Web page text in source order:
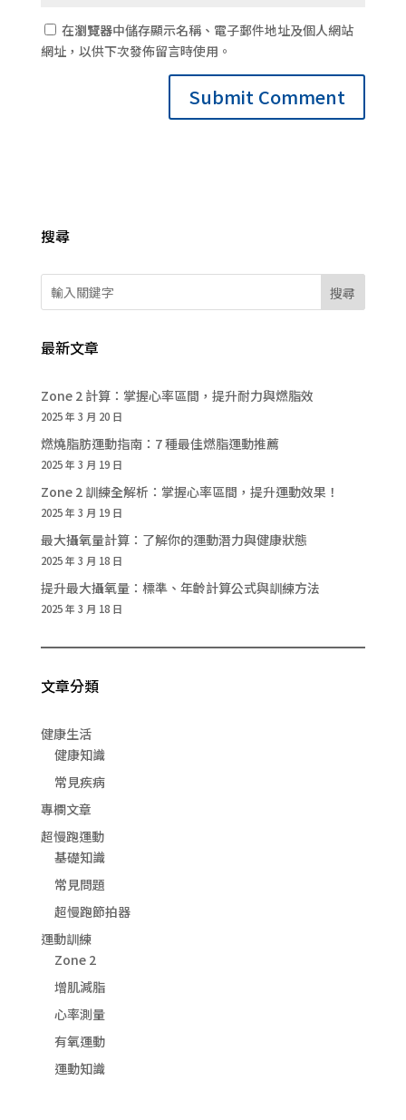
在瀏覽器中儲存顯示名稱、電子郵件地址及個人網站
網址，以供下次發佈留言時使用。
搜尋
搜尋
最新文章
Zone 2 計算：掌握心率區間，提升耐力與燃脂效
2025 年 3 月 20 日
燃燒脂肪運動指南：7 種最佳燃脂運動推薦
2025 年 3 月 19 日
Zone 2 訓練全解析：掌握心率區間，提升運動效果！
2025 年 3 月 19 日
最大攝氧量計算：了解你的運動潛力與健康狀態
2025 年 3 月 18 日
提升最大攝氧量：標準、年齡計算公式與訓練方法
2025 年 3 月 18 日
文章分類
健康生活
健康知識
常見疾病
專欄文章
超慢跑運動
基礎知識
常見問題
超慢跑節拍器
運動訓練
Zone 2
增肌減脂
心率測量
有氧運動
運動知識